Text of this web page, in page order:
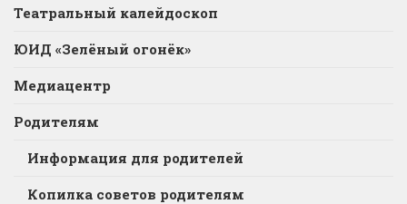
Театральный калейдоскоп
ЮИД «Зелёный огонёк»
Медиацентр
Родителям
Информация для родителей
Копилка советов родителям